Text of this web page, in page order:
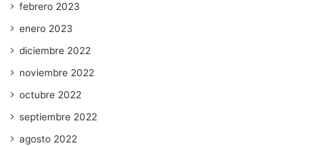
febrero 2023
enero 2023
diciembre 2022
noviembre 2022
octubre 2022
septiembre 2022
agosto 2022